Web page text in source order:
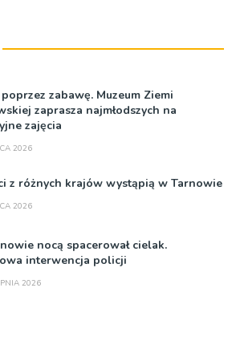
zabawę. Muzeum Ziemi
zaprasza najmłodszych na
zajęcia
2026
z różnych krajów wystąpią w Tarnowie
2026
nocą spacerował cielak.
interwencja policji
2026